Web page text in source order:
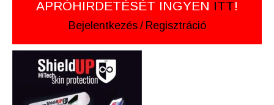
APRÓHIRDETÉSÉT INGYEN ITT!
Bejelentkezés / Regisztráció